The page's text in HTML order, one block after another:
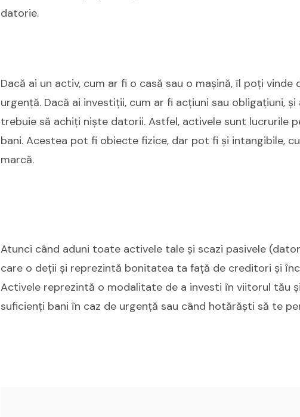
datorie.
Dacă ai un activ, cum ar fi o casă sau o mașină, îl poți vinde
urgență. Dacă ai investiții, cum ar fi acțiuni sau obligațiuni,
trebuie să achiți niște datorii. Astfel, activele sunt lucrurile
bani. Acestea pot fi obiecte fizice, dar pot fi și intangibile,
marcă.
Atunci când aduni toate activele tale și scazi pasivele
care o deții și reprezintă bonitatea ta față de creditori și
Activele reprezintă o modalitate de a investi în viitorul tău
suficienți bani în caz de urgență sau când hotărăști să te